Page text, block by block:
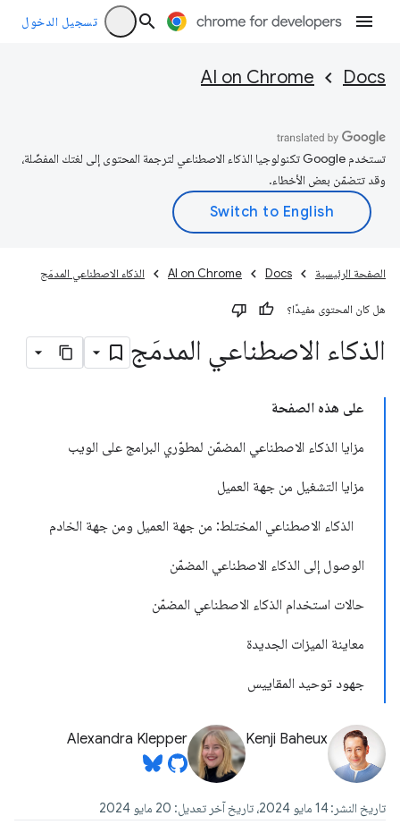
تسجيل الدخول
Docs
AI on Chrome
تستخدم Google تكنولوجيا الذكاء الاصطناعي لترجمة المحتوى إلى لغتك المفضّلة،
وقد تتضمّن بعض الأخطاء.
الصفحة الرئيسية Docs
AI on Chrome الذكاء الاصطناعي المدمَج
هل كان المحتوى مفيدًا؟
الذكاء الاصطناعي المدمَج
على هذه الصفحة
مزايا الذكاء الاصطناعي المضمّن لمطوّري البرامج على الويب
مزايا التشغيل من جهة العميل
الذكاء الاصطناعي المختلط: من جهة العميل ومن جهة الخادم
الوصول إلى الذكاء الاصطناعي المضمّن
حالات استخدام الذكاء الاصطناعي المضمّن
معاينة الميزات الجديدة
جهود توحيد المقاييس
Kenji Baheux
Alexandra Klepper
تاريخ النشر: 14 مايو 2024، تاريخ آخر تعديل: 20 مايو 2024